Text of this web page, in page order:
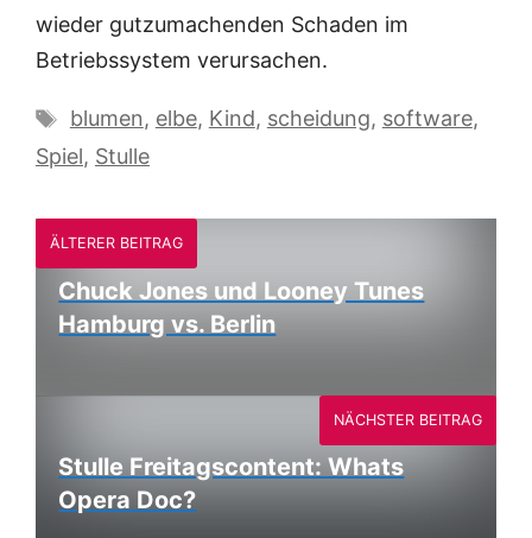
wieder gutzumachenden Schaden im
Betriebssystem verursachen.
Schlagwörter
blumen, elbe, Kind, scheidung, software,
Spiel, Stulle
ÄLTERER BEITRAG
Chuck Jones und Looney Tunes
Hamburg vs. Berlin
Stulle Freitagscontent: Whats
Opera Doc?
NÄCHSTER BEITRAG